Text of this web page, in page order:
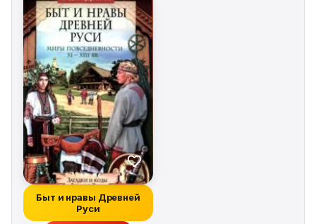
Быт и нравы Древней
Руси